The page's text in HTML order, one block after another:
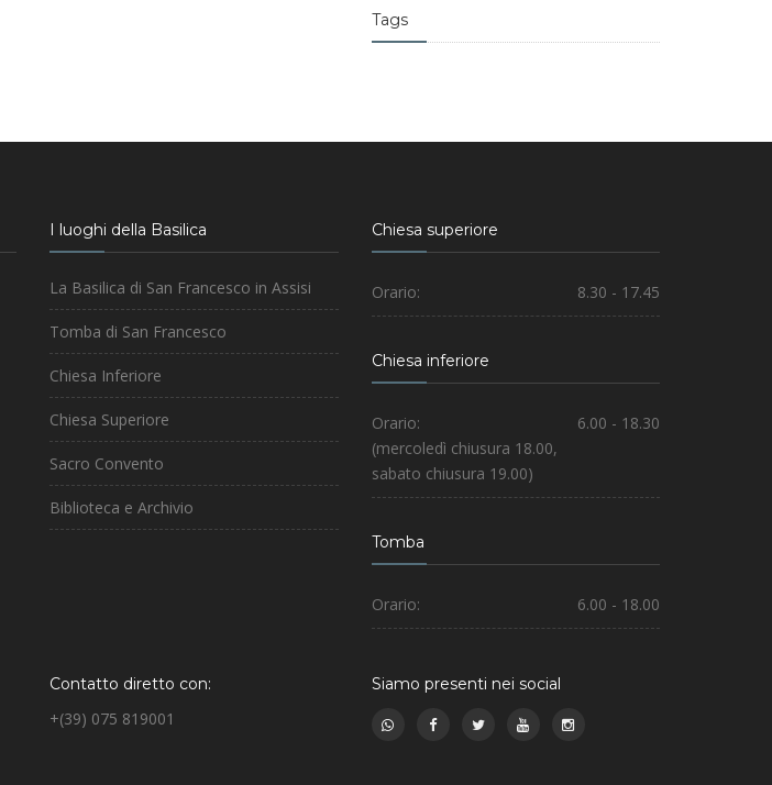
Tags
I luoghi della Basilica
La Basilica di San Francesco in Assisi
Tomba di San Francesco
Chiesa Inferiore
Chiesa Superiore
Sacro Convento
Biblioteca e Archivio
Chiesa superiore
Orario: 8.30 - 17.45
Chiesa inferiore
Orario:
6.00 - 18.30
(mercoledì chiusura 18.00,
sabato chiusura 19.00)
Tomba
Orario: 6.00 - 18.00
Contatto diretto con:
+(39) 075 819001
Siamo presenti nei social